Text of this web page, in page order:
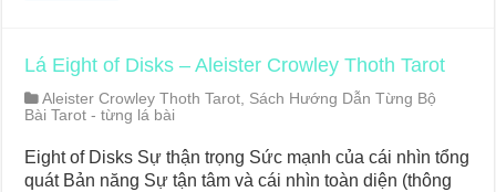
Lá Eight of Disks – Aleister Crowley Thoth Tarot
Aleister Crowley Thoth Tarot, Sách Hướng Dẫn Từng Bộ
Bài Tarot - từng lá bài
Eight of Disks Sự thận trọng Sức mạnh của cái nhìn tổng
quát Bản năng Sự tận tâm và cái nhìn toàn diện (thông